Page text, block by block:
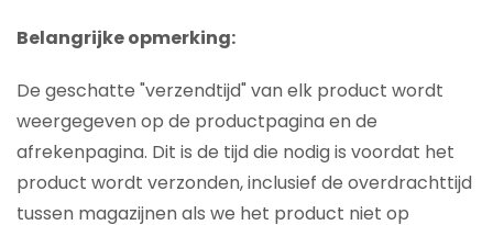
Belangrijke opmerking:
De geschatte "verzendtijd" van elk product wordt
weergegeven op de productpagina en de
afrekenpagina. Dit is de tijd die nodig is voordat het
product wordt verzonden, inclusief de overdrachttijd
tussen magazijnen als we het product niet op